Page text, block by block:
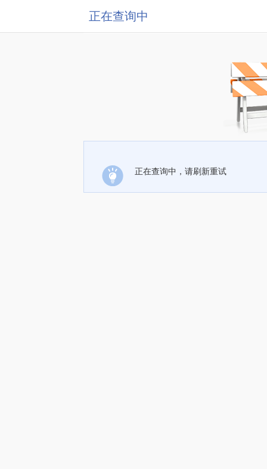
正在查询中
正在查询中，请刷新重试